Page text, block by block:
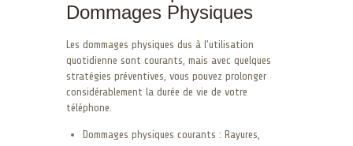
Dommages Physiques
Les dommages physiques dus à l’utilisation
quotidienne sont courants, mais avec quelques
stratégies préventives, vous pouvez prolonger
considérablement la durée de vie de votre
téléphone.
Dommages physiques courants : Rayures,